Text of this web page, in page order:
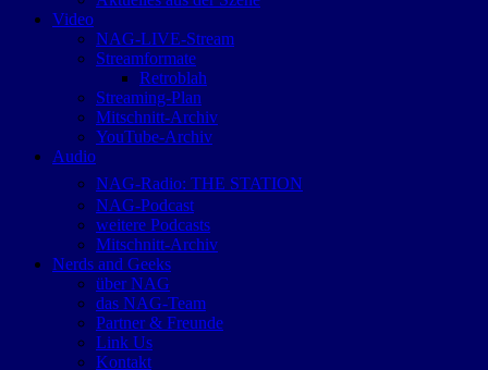
Video
NAG-LIVE-Stream
Streamformate
Retroblah
Streaming-Plan
Mitschnitt-Archiv
YouTube-Archiv
Audio
NAG-Radio: THE STATION
NAG-Podcast
weitere Podcasts
Mitschnitt-Archiv
Nerds and Geeks
über NAG
das NAG-Team
Partner & Freunde
Link Us
Kontakt